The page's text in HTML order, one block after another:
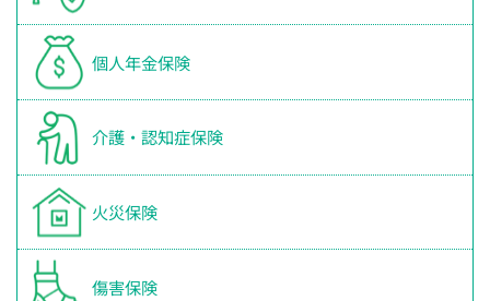
個人年金保険
介護・認知症保険
火災保険
傷害保険